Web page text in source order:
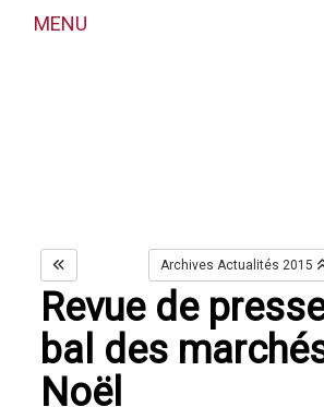
MENU
Archives Actualités 2015
Revue de
bal des
Noël